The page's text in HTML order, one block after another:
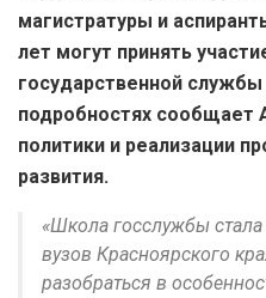
магистратуры и
лет могут принять
государственной
подробностях сообщает
политики и реализации
развития.
«Школа госслужбы стала
вузов Красноярского
разобраться в